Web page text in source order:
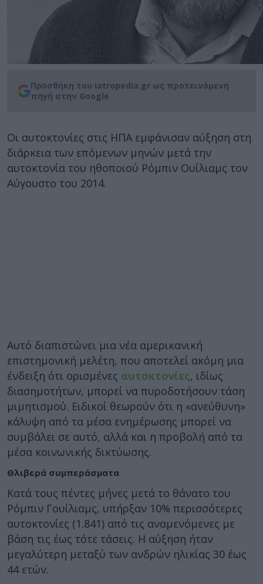
Προσθήκη του iatropedia.gr ως προτεινόμενη
πηγή στην Google
Οι αυτοκτονίες στις ΗΠΑ εμφάνισαν αύξηση στη
διάρκεια των επόμενων μηνών μετά την
αυτοκτονία του ηθοποιού Ρόμπιν Ουίλιαμς τον
Αύγουστο του 2014.
Αυτό διαπιστώνει μια νέα αμερικανική
επιστημονική μελέτη, που αποτελεί ακόμη μια
ένδειξη ότι ορισμένες αυτοκτονίες, ιδίως
διασημοτήτων, μπορεί να πυροδοτήσουν τάση
μιμητισμού. Ειδικοί θεωρούν ότι η «ανεύθυνη»
κάλυψη από τα μέσα ενημέρωσης μπορεί να
συμβάλει σε αυτό, αλλά και η προβολή από τα
μέσα κοινωνικής δικτύωσης.
Θλιβερά συμπεράσματα
Κατά τους πέντες μήνες μετά το θάνατο του
Ρόμπιν Γουίλιαμς, υπήρξαν 10% περισσότερες
αυτοκτονίες (1.841) από τις αναμενόμενες με
βάση τις έως τότε τάσεις. Η αύξηση ήταν
μεγαλύτερη μεταξύ των ανδρών ηλικίας 30 έως
44 ετών.